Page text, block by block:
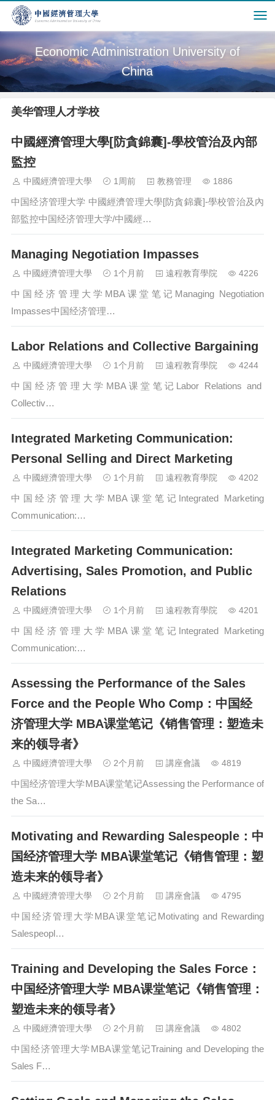
Economic Administration University of
China
美华管理人才学校
中國經濟管理大學[防貪錦囊]-學校管治及內部
監控
中國經濟管理大學 1周前 教務管理 1886
中国经济管理大学 中國經濟管理大學[防貪錦囊]-學校管治及內
部監控中国经济管理大学/中國經…
Managing Negotiation Impasses
中國經濟管理大學 1个月前 遠程教育學院 4226
中国经济管理大学MBA课堂笔记Managing Negotiation
Impasses中国经济管理…
Labor Relations and Collective Bargaining
中國經濟管理大學 1个月前 遠程教育學院 4244
中国经济管理大学MBA课堂笔记Labor Relations and
Collectiv…
Integrated Marketing Communication:
Personal Selling and Direct Marketing
中國經濟管理大學 1个月前 遠程教育學院 4202
中国经济管理大学MBA课堂笔记Integrated Marketing
Communication:…
Integrated Marketing Communication:
Advertising, Sales Promotion, and Public
Relations
中國經濟管理大學 1个月前 遠程教育學院 4201
中国经济管理大学MBA课堂笔记Integrated Marketing
Communication:…
Assessing the Performance of the Sales
Force and the People Who Comp：中国经
济管理大学 MBA课堂笔记《销售管理：塑造未
来的领导者》
中國經濟管理大學 2个月前 講座會議 4819
中国经济管理大学MBA课堂笔记Assessing the Performance of
the Sa…
Motivating and Rewarding Salespeople：中
国经济管理大学 MBA课堂笔记《销售管理：塑
造未来的领导者》
中國經濟管理大學 2个月前 講座會議 4795
中国经济管理大学MBA课堂笔记Motivating and Rewarding
Salespeopl…
Training and Developing the Sales Force：
中国经济管理大学 MBA课堂笔记《销售管理：
塑造未来的领导者》
中國經濟管理大學 2个月前 講座會議 4802
中国经济管理大学MBA课堂笔记Training and Developing the
Sales F…